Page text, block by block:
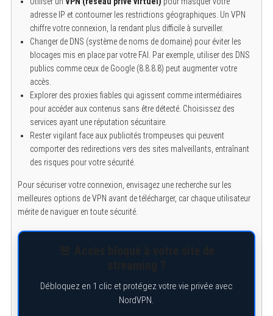
adresse IP et contourner les restrictions géographiques. Un VPN
chiffre votre connexion, la rendant plus difficile à surveiller.
Changer de DNS (système de noms de domaine) pour éviter les
blocages mis en place par votre FAI. Par exemple, utiliser des DNS
publics comme ceux de Google (8.8.8.8) peut augmenter votre
accès.
Explorer des proxies fiables qui agissent comme intermédiaires
pour accéder aux contenus sans être détecté. Choisissez des
services ayant une réputation sécuritaire.
Rester vigilant face aux publicités trompeuses qui peuvent
comporter des redirections vers des sites malveillants, entraînant
des risques pour votre sécurité.
Pour sécuriser votre connexion, envisagez une recherche sur les
meilleures options de VPN avant de télécharger, car chaque utilisateur
mérite de naviguer en toute sécurité.
Débloquez en 1 clic et protégez votre vie privée avec
NordVPN.